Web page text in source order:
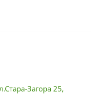
Загора 25,